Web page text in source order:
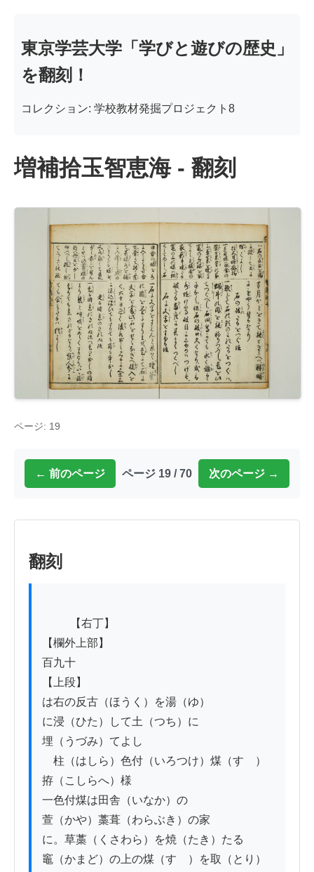
東京学芸大学「学びと遊びの歴史」
を翻刻！
コレクション: 学校教材発掘プロジェクト8
増補拾玉智恵海 - 翻刻
ページ: 19
← 前のページ ページ 19 / 70 次のページ →
翻刻
【欄外上部】
百九十
【上段】
は右の反古（ほうく）を湯（ゆ）
に浸（ひた）して土（つち）に
埋（うづみ）てよし
柱（はしら）色付（いろつけ）煤（すゝ）
拵（こしらへ）様
一色付煤は田舎（いなか）の
萱（かや）藁葺（わらぶき）の家
に。草藁（くさわら）を焼（たき）たる
竈（かまど）の上の煤（すゝ）を取（とり）